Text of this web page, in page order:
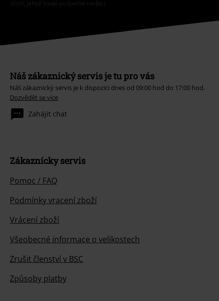
zboží, jehož koupí podpoříte nadaci.
Náš zákaznický servis je tu pro vás
Náš zákaznický servis je k dispozici dnes od 09:00 hod do 17:00 hod.
Dozvědět se více
Zahájit chat
Zákaznícky servis
Pomoc / FAQ
Podmínky vracení zboží
Vrácení zboží
Všeobecné informace o velikostech
Zrušit členství v BSC
Způsoby platby